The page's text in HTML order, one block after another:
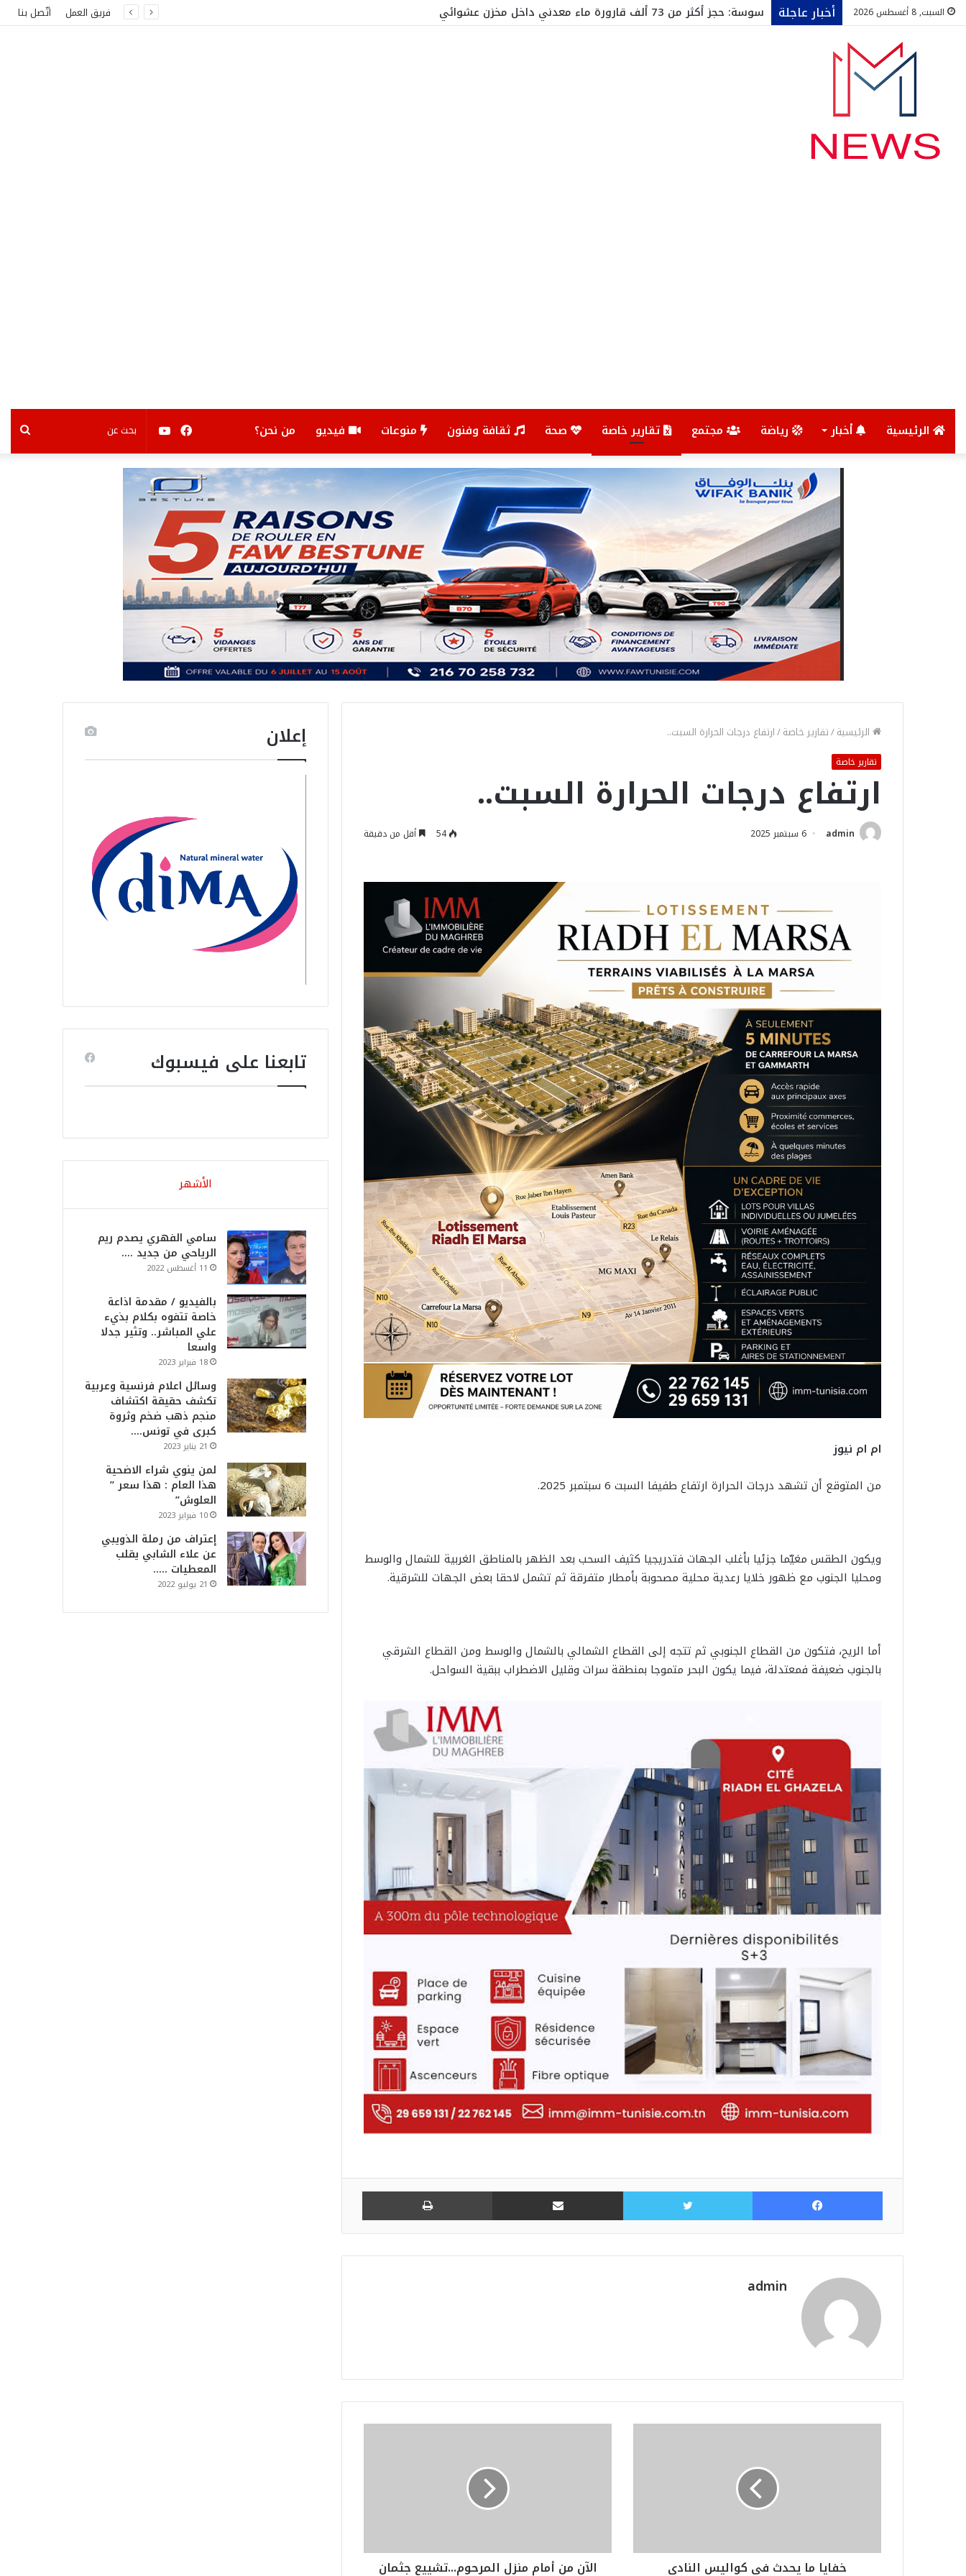
السبت, 8 أغسطس 2026 أخبار عاجلة سوسة: حجز أكثر من 73 ألف قارورة ماء معدني داخل مخزن عشوائي فريق العمل اتّصل بنا
الرئيسية أخبار رياضة مجتمع تقارير خاصة صحة ثقافة وفنون منوعات فيديو من نحن؟ بحث يوتيوبفيسبوك
الرئيسية/تقارير خاصة/ارتفاع درجات الحرارة السبت..
تقارير خاصة
ارتفاع درجات الحرارة السبت..
admin 6 سبتمبر 2025 54 أقل من دقيقة
ام ام نيوز
من المتوقع أن تشهد درجات الحرارة ارتفاع طفيفا السبت 6 سبتمبر 2025.
ويكون الطقس مغيّما جزئيا بأغلب الجهات فتدريجيا كثيف السحب بعد الظهر بالمناطق الغربية للشمال والوسط
ومحليا الجنوب مع ظهور خلايا رعدية محلية مصحوبة بأمطار متفرقة ثم تشمل لاحقا بعض الجهات للشرقية.
أما الريح، فتكون من القطاع الجنوبي ثم تتجه إلى القطاع الشمالي بالشمال والوسط ومن القطاع الشرقي
بالجنوب ضعيفة فمعتدلة، فيما يكون البحر متموجا بمنطقة سرات وقليل الاضطراب ببقية السواحل.
فيسبوك تويتر مشاركة عبر البريد طباعة
admin
خفايا ما يحدث في كواليس النادي الآن من أمام منزل المرحوم...تشييع جثمان
إعلان
تابعنا على فيسبوك
الأشهر
سامي الفهري يصدم ريم
الرياحي من جديد ….
11 أغسطس 2022
بالفيديو / مقدمة اذاعة
خاصة تتفوه بكلام بذيء
علي المباشر.. وتثير جدلا
واسعا
18 فبراير 2023
وسائل اعلام فرنسية وعربية
تكشف حقيقة اكتشاف
منجم ذهب ضخم وثروة
كبرى في تونس….
21 يناير 2023
لمن ينوي شراء الاضحية
هذا العام : هذا سعر ”
العلوش”
10 فبراير 2023
إعتراف من رملة الذويبي
عن علاء الشابي يقلب
المعطيات …..
21 يوليو 2022